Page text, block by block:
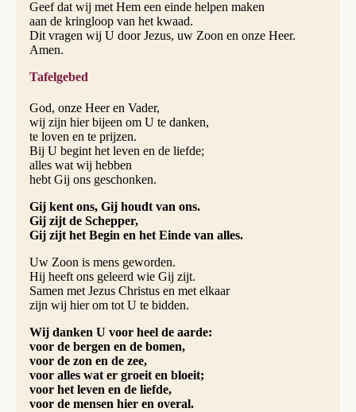
Geef dat wij met Hem een einde helpen maken
aan de kringloop van het kwaad.
Dit vragen wij U door Jezus, uw Zoon en onze Heer.
Amen.
Tafelgebed
God, onze Heer en Vader,
wij zijn hier bijeen om U te danken,
te loven en te prijzen.
Bij U begint het leven en de liefde;
alles wat wij hebben
hebt Gij ons geschonken.
Gij kent ons, Gij houdt van ons.
Gij zijt de Schepper,
Gij zijt het Begin en het Einde van alles.
Uw Zoon is mens geworden.
Hij heeft ons geleerd wie Gij zijt.
Samen met Jezus Christus en met elkaar
zijn wij hier om tot U te bidden.
Wij danken U voor heel de aarde:
voor de bergen en de bomen,
voor de zon en de zee,
voor alles wat er groeit en bloeit;
voor het leven en de liefde,
voor de mensen hier en overal.